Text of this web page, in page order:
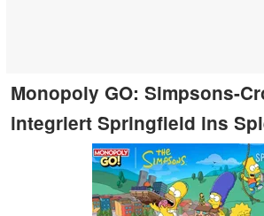
Monopoly GO: Simpsons-
integriert Springfield ins